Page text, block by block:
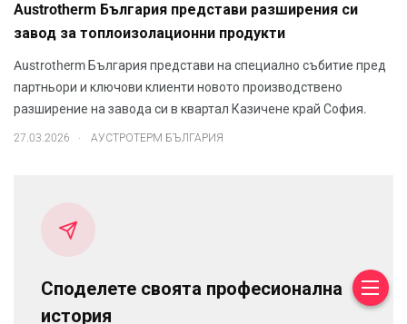
Austrotherm България представи разширения си
завод за топлоизолационни продукти
Austrotherm България представи на специално събитие пред
партньори и ключови клиенти новото производствено
разширение на завода си в квартал Казичене край София.
27.03.2026 . АУСТРОТЕРМ БЪЛГАРИЯ
Споделете своята професионална
история